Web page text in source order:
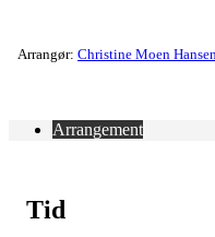
Arrangør: Christine Moen Hansen
Arrangement
Tid